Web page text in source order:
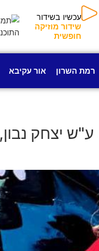
עכשיו בשידור
שידור מוזיקה חופשית
רמת השרון אור עקיבא
יצחק נבון,